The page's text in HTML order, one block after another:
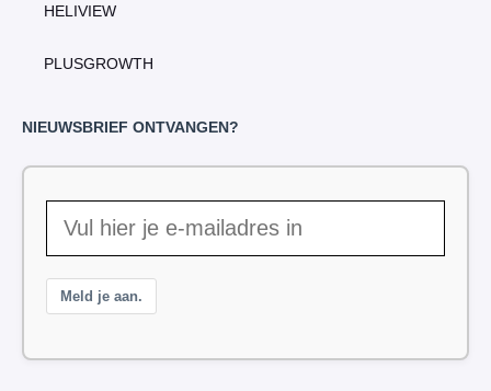
HELIVIEW
PLUSGROWTH
NIEUWSBRIEF ONTVANGEN?
Meld je aan.